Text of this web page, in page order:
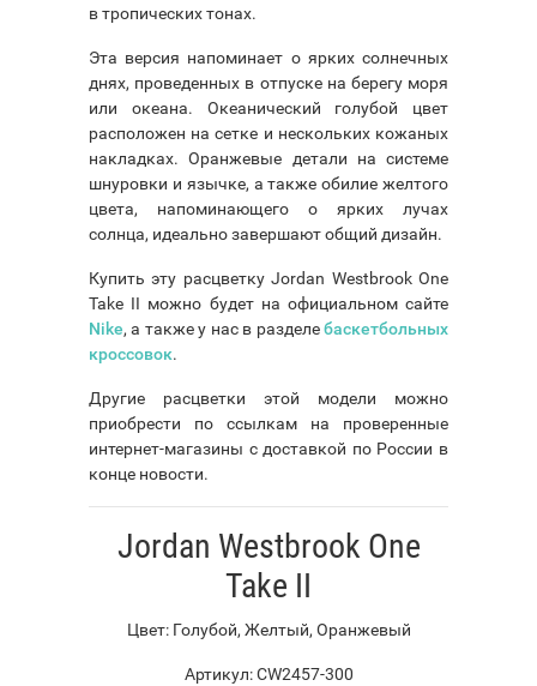
в тропических тонах.
Эта версия напоминает о ярких солнечных
днях, проведенных в отпуске на берегу моря
или океана. Океанический голубой цвет
расположен на сетке и нескольких кожаных
накладках. Оранжевые детали на системе
шнуровки и язычке, а также обилие желтого
цвета, напоминающего о ярких лучах
солнца, идеально завершают общий дизайн.
Купить эту расцветку Jordan Westbrook One
Take II можно будет на официальном сайте
Nike, а также у нас в разделебаскетбольных
кроссовок.
Другие расцветки этой модели можно
приобрести по ссылкам на проверенные
интернет-магазины с доставкой по России в
конце новости.
Jordan Westbrook One
Take II
Цвет: Голубой, Желтый, Оранжевый
Артикул: CW2457-300